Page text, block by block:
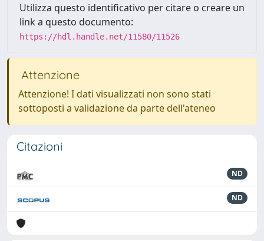
Utilizza questo identificativo per citare o creare un
link a questo documento:
https://hdl.handle.net/11580/11526
Attenzione
Attenzione! I dati visualizzati non sono stati
sottoposti a validazione da parte dell'ateneo
Citazioni
ND
ND